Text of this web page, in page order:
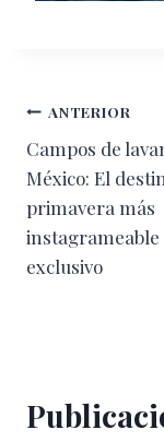
de
entradas
ANTERIOR
Campos de
México: El
primavera más
instagrameable
exclusivo